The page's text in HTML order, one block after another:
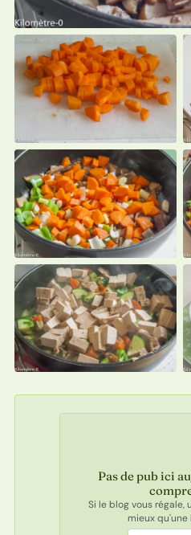
Pas de pub ici
Si le blog vous régale,
mieux qu'une